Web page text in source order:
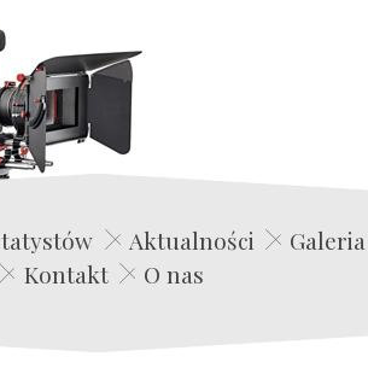
Edwin Film Agencja Aktorska
Aktualności
Galeria
Kontakt
O nas